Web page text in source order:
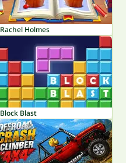
Rachel Holmes
Block Blast